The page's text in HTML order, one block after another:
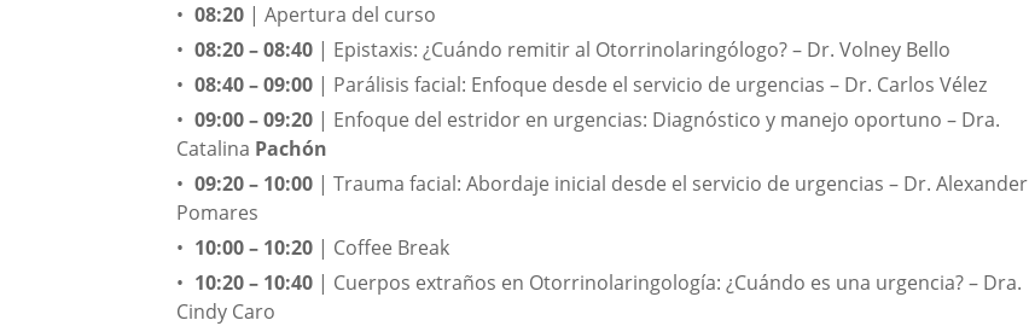
08:20 | Apertura del curso
08:20 – 08:40 | Epistaxis: ¿Cuándo remitir al Otorrinolaringólogo? – Dr. Volney Bello
08:40 – 09:00 | Parálisis facial: Enfoque desde el servicio de urgencias – Dr. Carlos Vélez
09:00 – 09:20 | Enfoque del estridor en urgencias: Diagnóstico y manejo oportuno – Dra.
Catalina Pachón
09:20 – 10:00 | Trauma facial: Abordaje inicial desde el servicio de urgencias – Dr. Alexander
Pomares
10:00 – 10:20 | Coffee Break
10:20 – 10:40 | Cuerpos extraños en Otorrinolaringología: ¿Cuándo es una urgencia? – Dra.
Cindy Caro